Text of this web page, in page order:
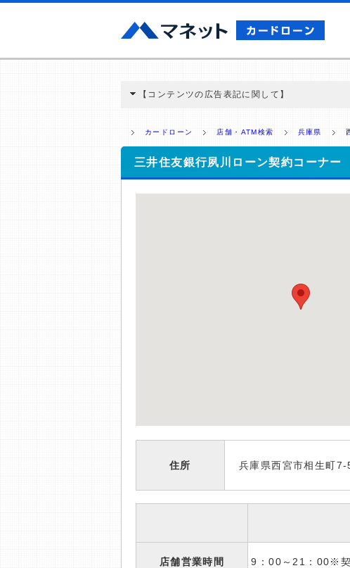
【コンテンツの広告表記に関して】
ミ収集などに基づき、公平性を担保した情報提供を
>提携企業一覧
カードローン 店舗・ATM検索 兵庫県
三井住友銀行夙川ローン契約コーナー
住所 兵庫県西宮市相生町7-
店舗営業時間 9：00～21：00※契